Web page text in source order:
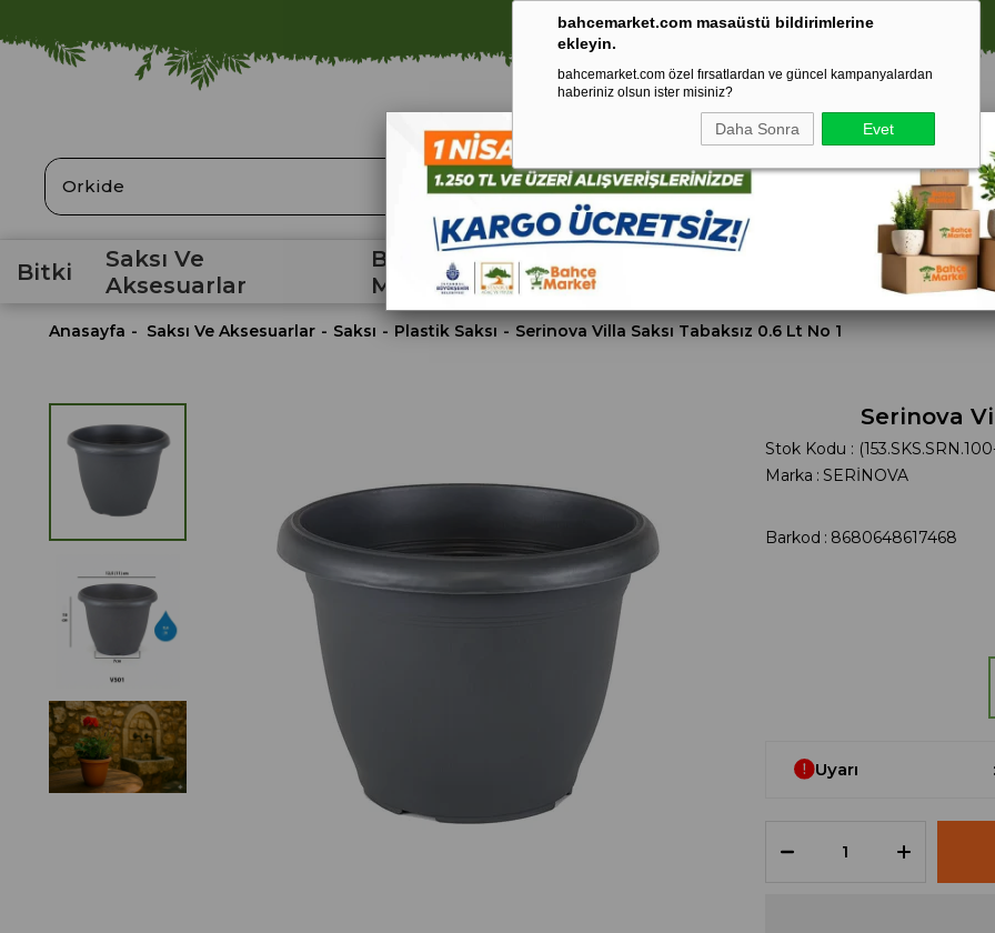
bahcemarket.com masaüstü bildirimlerine
ekleyin.
bahcemarket.com özel fırsatlardan ve güncel kampanyalardan
haberiniz olsun ister misiniz?
Daha Sonra Evet
⚠️ SATIŞLARIMIZ YALNIZCA İSTANBUL İLİ İLE SINIRLIDIR.
ARA
Bitki
Saksı Ve
Aksesuarlar
Bahçe
Malzemeleri
Anasayfa Saksı Ve Aksesuarlar Saksı Plastik Saksı Serinova Villa Saksı Tabaksız 0.6 Lt No 1
Serinova
Stok Kodu
Marka : SERİNOVA
Barkod : 8680648617468
Uyarı